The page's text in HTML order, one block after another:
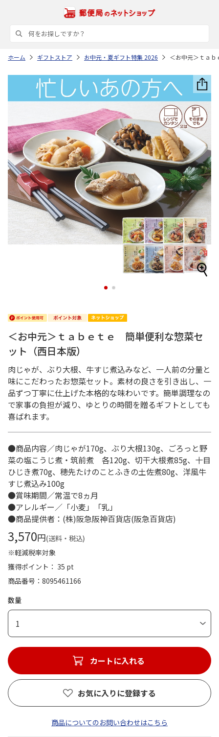
ホーム ギフトストア お中元・夏ギフト特集 2026 ＜お中元＞ｔａ
1 2
＜お中元＞ｔａｂｅｔｅ 簡単便利な惣菜セ
ット（西日本版）
肉じゃが、ぶり大根、牛すじ煮込みなど、一人前の分量と
味にこだわったお惣菜セット。素材の良さを引き出し、一
品ずつ丁寧に仕上げた本格的な味わいです。簡単調理なの
で家事の負担が減り、ゆとりの時間を贈るギフトとしても
喜ばれます。
●商品内容／肉じゃが170g、ぶり大根130g、ごろっと野
菜の塩こうじ煮・筑前煮 各120g、切干大根煮85g、十目
ひじき煮70g、穂先たけのことふきの土佐煮80g、洋風牛
すじ煮込み100g
●賞味期間／常温で8ヵ月
●アレルギー／「小麦」「乳」
●商品提供者：(株)阪急阪神百貨店(阪急百貨店)
3,570円(送料・税込)
※軽減税率対象
獲得ポイント： 35 pt
商品番号
8095461166
数量
1
カートに入れる
お気に入りに登録する
商品についてのお問い合わせはこちら